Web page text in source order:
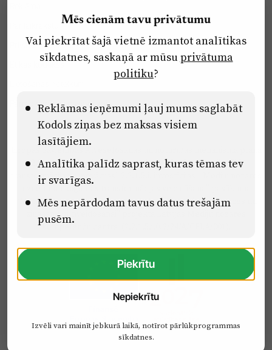
Privātuma politika
Ētikas kodekss
Pārredzamības paziņojumi
Eiropas Savienības Atveseļošanas un noturības mehānisma plāna
2.2. reformu un investīciju virziena “Uzņēmumu digitālā
transformācija un inovācijas” 2.2.1.5.i. investīcijas “Mediju nozares
uzņēmumu digitālās transformācijas veicināšana” pasākuma
“Mācības mediju nozares speciālistu digitālās kompetences un
zināšanu pilnveidošanai” projektā Latvijas Mediju nozares
kompetenču centrs (2.2.1.5.i.0/2/24/A/CFLA/001).
Mēs cienām tavu privātumu
Vai piekrītat šajā vietnē izmantot analītikas
sīkdatnes, saskaņā ar mūsuprivātuma
politiku?
Reklāmas ieņēmumi ļauj mums saglabāt
Kodols ziņas bez maksas visiem
lasītājiem.
Analītika palīdz saprast, kuras tēmas tev
ir svarīgas.
Mēs nepārdodam tavus datus trešajām
pusēm.
Piekrītu
Nepiekrītu
Izvēli vari mainīt jebkurā laikā, notīrot pārlūkprogrammas
sīkdatnes.